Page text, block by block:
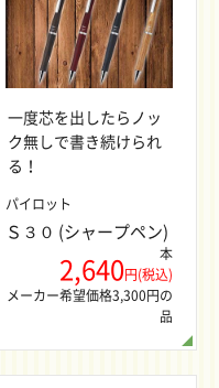
一度芯を出したらノッ
ク無しで書き続けられ
る！
パイロット
Ｓ３０ (シャープペン)
本
2,640円(税込)
メーカー希望価格3,300円の
品